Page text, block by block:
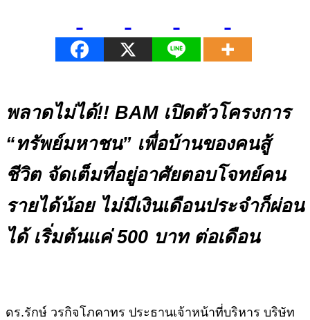
พลาดไม่ได้!! BAM เปิดตัวโครงการ
“ทรัพย์มหาชน” เพื่อบ้านของคนสู้
ชีวิต จัดเต็มที่อยู่อาศัยตอบโจทย์คน
รายได้น้อย ไม่มีเงินเดือนประจำก็ผ่อน
ได้ เริ่มต้นแค่ 500 บาท ต่อเดือน
ดร.รักษ์ วรกิจโภคาทร ประธานเจ้าหน้าที่บริหาร บริษัท